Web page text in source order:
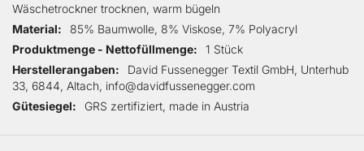
Wäschetrockner trocknen, warm bügeln
Material
85% Baumwolle, 8% Viskose, 7% Polyacryl
Produktmenge - Nettofüllmenge
1 Stück
Herstellerangaben
David Fussenegger Textil GmbH, Unterhub
33, 6844, Altach, info@davidfussenegger.com
Gütesiegel
GRS zertifiziert, made in Austria